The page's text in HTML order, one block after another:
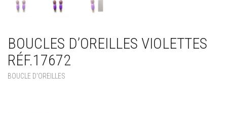
BOUCLES D’OREILLES VIOLETTES
RÉF.17672
BOUCLE D'OREILLES